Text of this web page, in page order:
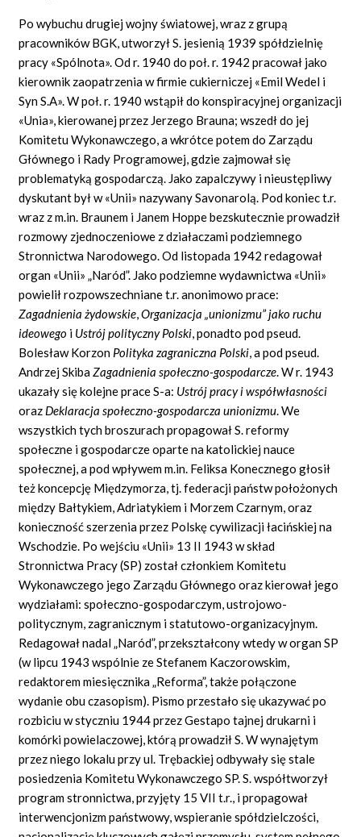
Po wybuchu drugiej wojny światowej, wraz z grupą
pracowników BGK, utworzył S. jesienią 1939 spółdzielnię
pracy «Spólnota». Od r. 1940 do poł. r. 1942 pracował jako
kierownik zaopatrzenia w firmie cukierniczej «Emil Wedel i
Syn S.A». W poł. r. 1940 wstąpił do konspiracyjnej organizacji
«Unia», kierowanej przez Jerzego Brauna; wszedł do jej
Komitetu Wykonawczego, a wkrótce potem do Zarządu
Głównego i Rady Programowej, gdzie zajmował się
problematyką gospodarczą. Jako zapalczywy i nieustępliwy
dyskutant był w «Unii» nazywany Savonarolą. Pod koniec t.r.
wraz z m.in. Braunem i Janem Hoppe bezskutecznie prowadził
rozmowy zjednoczeniowe z działaczami podziemnego
Stronnictwa Narodowego. Od listopada 1942 redagował
organ «Unii» „Naród”. Jako podziemne wydawnictwa «Unii»
powielił rozpowszechniane t.r. anonimowo prace:
Zagadnieniażydowskie,Organizacja„unionizmu”jako ruchu
ideowego i Ustrój polityczny Polski, ponadto pod pseud.
Bolesław Korzon Polityka zagraniczna Polski, a pod pseud.
Andrzej SkibaZagadnienia społeczno-gospodarcze.W r. 1943
ukazały się kolejne prace S-a: Ustrój pracy i współwłasności
oraz Deklaracja społeczno-gospodarcza unionizmu.We
wszystkich tych broszurach propagował S. reformy
społeczne i gospodarcze oparte na katolickiej nauce
społecznej, a pod wpływem m.in. Feliksa Konecznego głosił
też koncepcję Międzymorza, tj. federacji państw położonych
między Bałtykiem, Adriatykiem i Morzem Czarnym, oraz
konieczność szerzenia przez Polskę cywilizacji łacińskiej na
Wschodzie. Po wejściu «Unii» 13 II 1943 w skład
Stronnictwa Pracy (SP) został członkiem Komitetu
Wykonawczego jego Zarządu Głównego oraz kierował jego
wydziałami: społeczno-gospodarczym, ustrojowo-
politycznym, zagranicznym i statutowo-organizacyjnym.
Redagował nadal „Naród”, przekształcony wtedy w organ SP
(w lipcu 1943 wspólnie ze Stefanem Kaczorowskim,
redaktorem miesięcznika „Reforma”, także połączone
wydanie obu czasopism). Pismo przestało się ukazywać po
rozbiciu w styczniu 1944 przez Gestapo tajnej drukarni i
komórki powielaczowej, którą prowadził S. W wynajętym
przez niego lokalu przy ul. Trębackiej odbywały się stale
posiedzenia Komitetu Wykonawczego SP. S. współtworzył
program stronnictwa, przyjęty 15 VII t.r., i propagował
interwencjonizm państwowy, wspieranie spółdzielczości,